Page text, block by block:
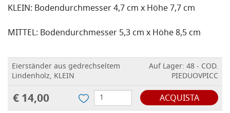
KLEIN: Bodendurchmesser 4,7 cm x Höhe 7,7 cm
MITTEL: Bodendurchmesser 5,3 cm x Höhe 8,5 cm
Eierständer aus gedrechseltem
Lindenholz, KLEIN
Auf Lager: 48 - COD.
PIEDUOVPICC
€ 14,00 ACQUISTA